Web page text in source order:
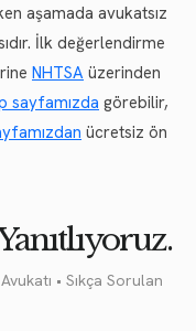
aşamada avukatsız
İlk değerlendirme
NHTSA üzerinden
sayfamızda görebilir,
ücretsiz ön
• Sıkça Sorulan